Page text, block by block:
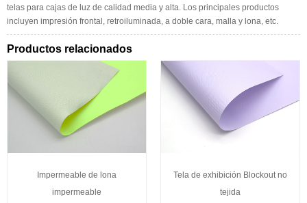
telas para cajas de luz de calidad media y alta. Los principales productos
incluyen impresión frontal, retroiluminada, a doble cara, malla y lona, ​​etc.
Productos relacionados
Impermeable de lona
impermeable
Tela de exhibición Blockout no
tejida